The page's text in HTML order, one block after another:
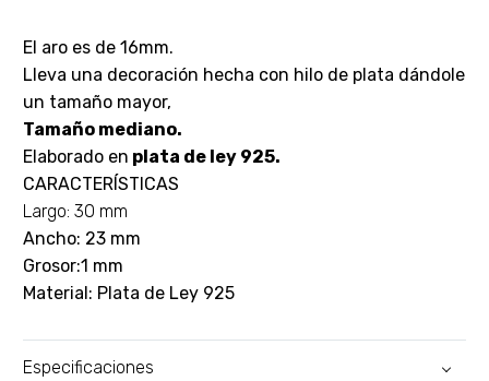
El aro es de 16mm.
Lleva una decoración hecha con hilo de plata dándole
un tamaño mayor,
Tamaño mediano.
Elaborado en plata de ley 925.
CARACTERÍSTICAS
Largo: 30 mm
Ancho: 23 mm
Grosor:1 mm
Material: Plata de Ley 925
Especificaciones